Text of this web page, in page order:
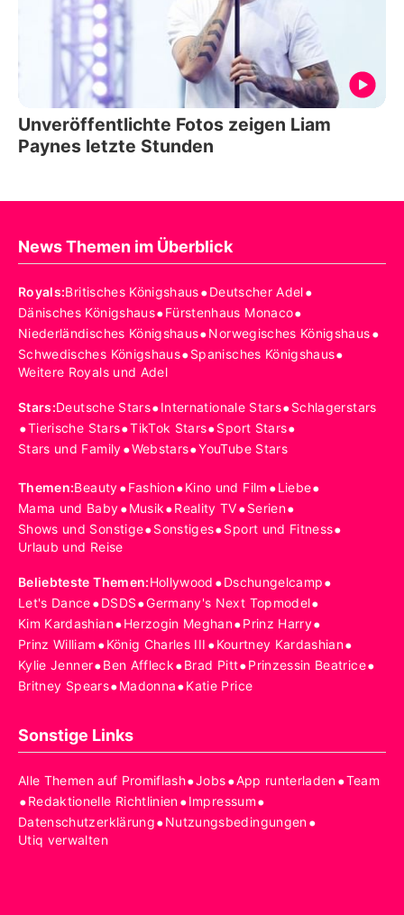
Unveröffentlichte Fotos zeigen Liam
Paynes letzte Stunden
News Themen im Überblick
Royals:Britisches Königshaus•Deutscher Adel•
Dänisches Königshaus•Fürstenhaus Monaco•
Niederländisches Königshaus•Norwegisches Königshaus•
Schwedisches Königshaus•Spanisches Königshaus•
Weitere Royals und Adel
Stars:Deutsche Stars•Internationale Stars•Schlagerstars
•Tierische Stars•TikTok Stars•Sport Stars•
Stars und Family•Webstars•YouTube Stars
Themen:Beauty•Fashion•Kino und Film •Liebe•
Mama und Baby•Musik•Reality TV•Serien•
Shows und Sonstige•Sonstiges•Sport und Fitness•
Urlaub und Reise
Beliebteste Themen:Hollywood •Dschungelcamp•
Let's Dance•DSDS•Germany's Next Topmodel•
Kim Kardashian•Herzogin Meghan•Prinz Harry•
Prinz William •König Charles III •Kourtney Kardashian•
Kylie Jenner•Ben Affleck•Brad Pitt•Prinzessin Beatrice•
Britney Spears•Madonna•Katie Price
Sonstige Links
Alle Themen auf Promiflash•Jobs•App runterladen•Team
•Redaktionelle Richtlinien•Impressum•
Datenschutzerklärung•Nutzungsbedingungen•
Utiq verwalten